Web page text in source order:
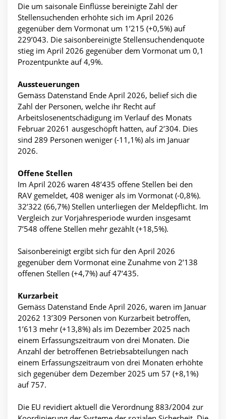
Die um saisonale Einflüsse bereinigte Zahl der
Stellensuchenden erhöhte sich im April 2026
gegenüber dem Vormonat um 1’215 (+0,5%) auf
229’043. Die saisonbereinigte Stellensuchendenquote
stieg im April 2026 gegenüber dem Vormonat um 0,1
Prozentpunkte auf 4,9%.
Aussteuerungen
Gemäss Datenstand Ende April 2026, belief sich die
Zahl der Personen, welche ihr Recht auf
Arbeitslosenentschädigung im Verlauf des Monats
Februar 20261 ausgeschöpft hatten, auf 2’304. Dies
sind 289 Personen weniger (-11,1%) als im Januar
2026.
Offene Stellen
Im April 2026 waren 48’435 offene Stellen bei den
RAV gemeldet, 408 weniger als im Vormonat (-0,8%).
32’322 (66,7%) Stellen unterliegen der Meldepflicht. Im
Vergleich zur Vorjahresperiode wurden insgesamt
7’548 offene Stellen mehr gezählt (+18,5%).
Saisonbereinigt ergibt sich für den April 2026
gegenüber dem Vormonat eine Zunahme von 2’138
offenen Stellen (+4,7%) auf 47’435.
Kurzarbeit
Gemäss Datenstand Ende April 2026, waren im Januar
20262 13’309 Personen von Kurzarbeit betroffen,
1’613 mehr (+13,8%) als im Dezember 2025 nach
einem Erfassungszeitraum von drei Monaten. Die
Anzahl der betroffenen Betriebsabteilungen nach
einem Erfassungszeitraum von drei Monaten erhöhte
sich gegenüber dem Dezember 2025 um 57 (+8,1%)
auf 757.
Die EU revidiert aktuell die Verordnung 883/2004 zur